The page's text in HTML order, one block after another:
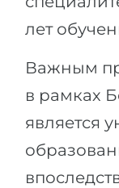
лет
Важным
в рамках
является